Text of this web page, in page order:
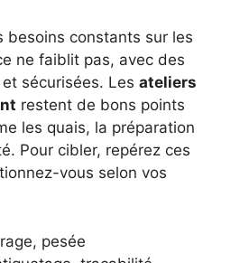
besoins constants sur les
ne faiblit pas, avec des
sécurisées. Les ateliers
restent de bons points
les quais, la préparation
Pour cibler, repérez ces
vous selon vos
pesée